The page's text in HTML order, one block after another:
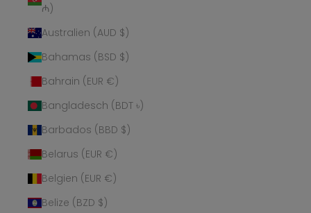
₼)
Australien (AUD $)
Bahamas (BSD $)
Bahrain (EUR €)
Bangladesch (BDT ৳)
Barbados (BBD $)
Belarus (EUR €)
Belgien (EUR €)
Belize (BZD $)